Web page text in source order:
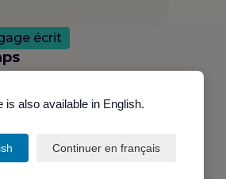
écrit
la grammaire et la
is also available in English.
Continuer en français